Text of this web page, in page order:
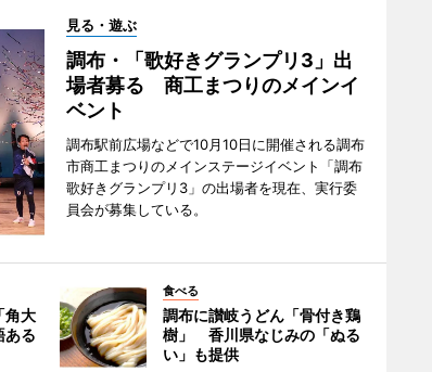
見る・遊ぶ
調布・「歌好きグランプリ3」出
場者募る 商工まつりのメインイ
ベント
調布駅前広場などで10月10日に開催される調布
市商工まつりのメインステージイベント「調布
歌好きグランプリ3」の出場者を現在、実行委
員会が募集している。
角大
る
食べる
調布に讃岐うどん「骨付き鶏
樹」 香川県なじみの「ぬる
い」も提供